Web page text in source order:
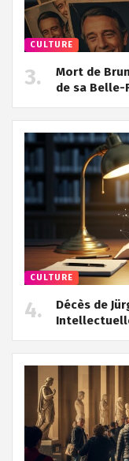
CULTURE
Mort de
de sa Belle-
CULTURE
Décès de